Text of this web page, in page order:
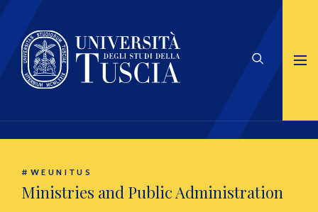
#WEUNITUS
Ministries and Public Administration